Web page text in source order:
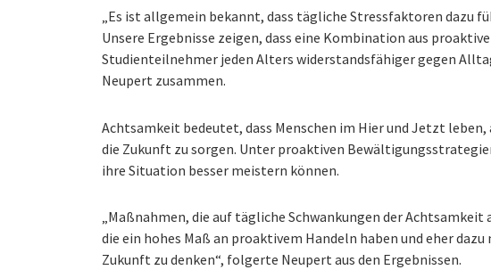
„Es ist allgemein bekannt, dass tägliche Stressfaktoren dazu
Unsere Ergebnisse zeigen, dass eine Kombination aus
Studienteilnehmer jeden Alters widerstandsfähiger gegen
Neupert zusammen.
Achtsamkeit bedeutet, dass Menschen im Hier und Jetzt
die Zukunft zu sorgen. Unter proaktiven
ihre Situation besser meistern können.
„Maßnahmen, die auf tägliche Schwankungen der
die ein hohes Maß an proaktivem Handeln haben und eher
Zukunft zu denken“, folgerte Neupert aus den Ergebnissen.